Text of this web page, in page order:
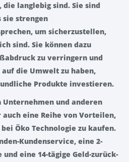
langlebig sind. Sie sind
sie strengen
um sicherzustellen,
sind. Sie können dazu
zu verringern und
die Umwelt zu haben,
Produkte investieren.
Unternehmen und anderen
eine Reihe von Vorteilen,
Öko Technologie zu kaufen.
Kundenservice, eine 2-
eine 14-tägige Geld-zurück-